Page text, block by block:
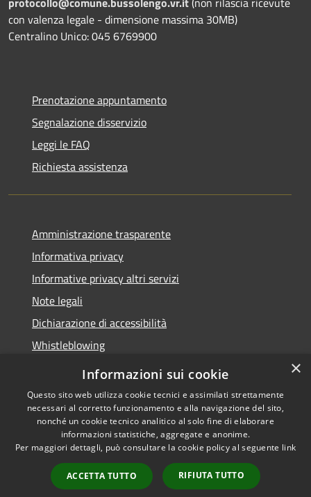
con valenza legale - dimensione massima 30MB)
Centralino Unico: 045 6769900
Prenotazione appuntamento
Segnalazione disservizio
Leggi le FAQ
Richiesta assistenza
Amministrazione trasparente
Informativa privacy
Informative privacy altri servizi
Note legali
Dichiarazione di accessibilità
Whistleblowing
RSS
Accessibilità
Privacy
Mappa del sito
Copyright © 2026 • Comune di
Bussolengo • Powered by
Municipium•Accesso
redazione
×
Informazioni sui cookie
Questo sito web utilizza cookie tecnici e assimilati strettamente
necessari al corretto funzionamento e alla navigazione del sito,
nonché un cookie tecnico analitico al solo fine di elaborare
informazioni statistiche, aggregate e anonime.
Per maggiori dettagli, può consultare la cookie policy al seguente link
ACCETTA TUTTO RIFIUTA TUTTO